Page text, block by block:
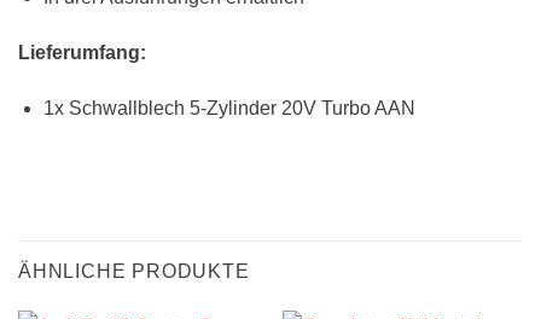
Lieferumfang:
1x Schwallblech 5-Zylinder 20V Turbo AAN
ÄHNLICHE PRODUKTE